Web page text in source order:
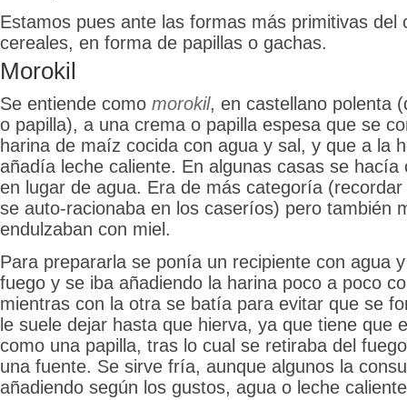
Estamos pues ante las formas más primitivas del
cereales, en forma de papillas o gachas.
Morokil
Se entiende como morokil, en castellano polenta
o papilla), a una crema o papilla espesa que se
harina de maíz cocida con agua y sal, y que a la
añadía leche caliente. En algunas casas se hacía
en lugar de agua. Era de más categoría
se auto-racionaba en los caseríos) pero también
endulzaban con miel.
Para prepararla se ponía un recipiente con agua
fuego y se iba añadiendo la harina poco a poco
mientras con la otra se batía para evitar que se
le suele dejar hasta que hierva, ya que tiene que
como una papilla, tras lo cual se retiraba del
una fuente. Se sirve fría, aunque algunos la
añadiendo según los gustos, agua o leche